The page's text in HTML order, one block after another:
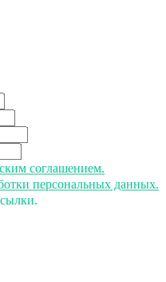
соглашением.
персональных данных.